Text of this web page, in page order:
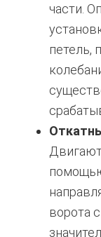
части.
петель,
ворота